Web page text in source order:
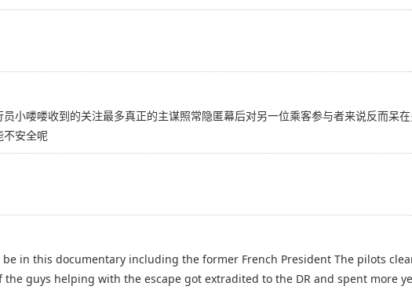
小喽喽收到的关注最多真正的主谋照常隐匿幕后对另一位乘客参与者来说反而呆
安全呢
in this documentary including the former French President The pilots
guys helping with the escape got extradited to the DR and spent more